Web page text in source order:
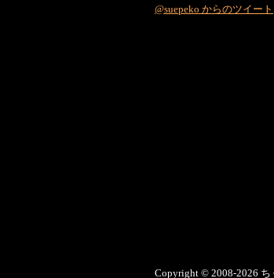
@suepeko からのツイート
Copyright © 2008-2026 ち